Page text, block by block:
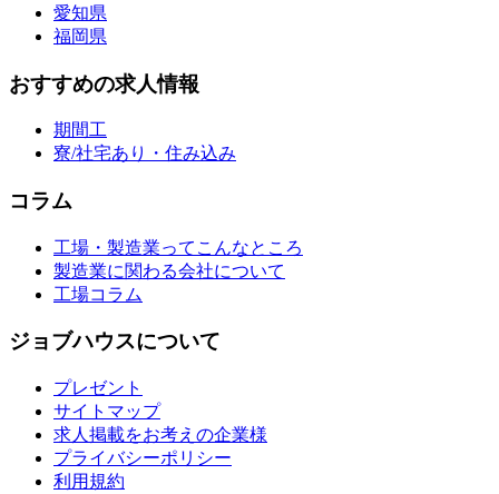
愛知県
福岡県
おすすめの求人情報
期間工
寮/社宅あり・住み込み
コラム
工場・製造業ってこんなところ
製造業に関わる会社について
工場コラム
ジョブハウスについて
プレゼント
サイトマップ
求人掲載をお考えの企業様
プライバシーポリシー
利用規約